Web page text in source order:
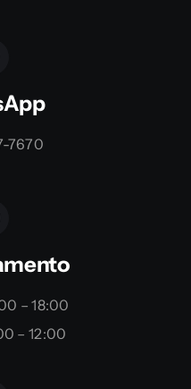
7670
– 18:00
– 12:00